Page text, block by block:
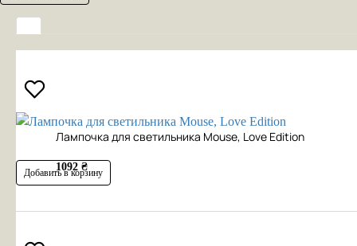
Лампочка для светильника Mouse, Love Edition
1092 ₴
Добавить в корзину